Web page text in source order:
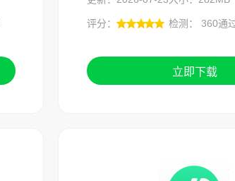
评分： 检测： 360通
立即下载